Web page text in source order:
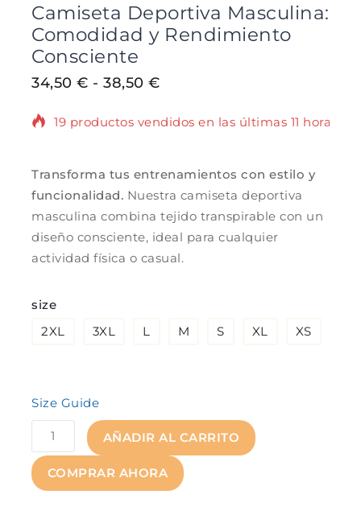
Camiseta Deportiva Masculina:
Comodidad y Rendimiento
Consciente
34,50 € - 38,50 €
19 productos vendidos en las últimas 11 horas
en su carrito.
Transforma tus entrenamientos con estilo y
funcionalidad. Nuestra camiseta deportiva
masculina combina tejido transpirable con un
diseño consciente, ideal para cualquier
actividad física o casual.
size
2XL
3XL L M S XL XS
Size Guide
AÑADIR AL CARRITO
COMPRAR AHORA